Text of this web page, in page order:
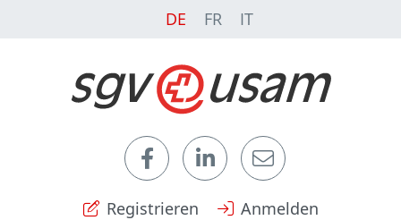
DE FR IT
Registrieren Anmelden